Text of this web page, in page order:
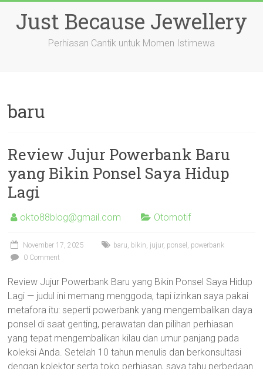
contentJust Because Jewellery
Perhiasan Cantik untuk Momen Istimewa
baru
Review Jujur Powerbank Baru
yang Bikin Ponsel Saya Hidup
Lagi
okto88blog@gmail.com Otomotif
November 17, 2025 baru, bikin, jujur, ponsel , powerbank
0 Comment
Review Jujur Powerbank Baru yang Bikin Ponsel Saya Hidup
Lagi — judul ini memang menggoda, tapi izinkan saya pakai
metafora itu: seperti powerbank yang mengembalikan daya
ponsel di saat genting, perawatan dan pilihan perhiasan
yang tepat mengembalikan kilau dan umur panjang pada
koleksi Anda. Setelah 10 tahun menulis dan berkonsultasi
dengan kolektor serta toko perhiasan, saya tahu perbedaan